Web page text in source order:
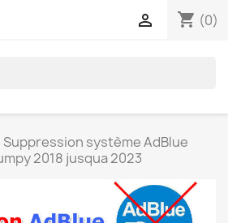
shopping_cart (0)

Suppression système AdBlue
2018 jusqua 2023